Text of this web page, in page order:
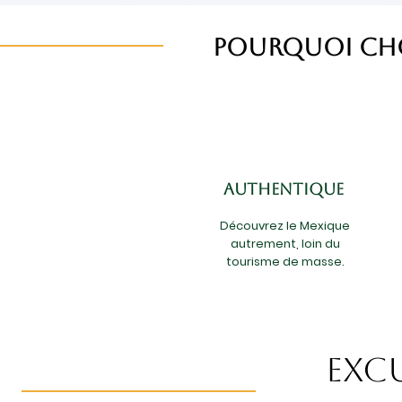
Pourquoi
authentique
Découvrez le Mexique
autrement, loin du
tourisme de masse.